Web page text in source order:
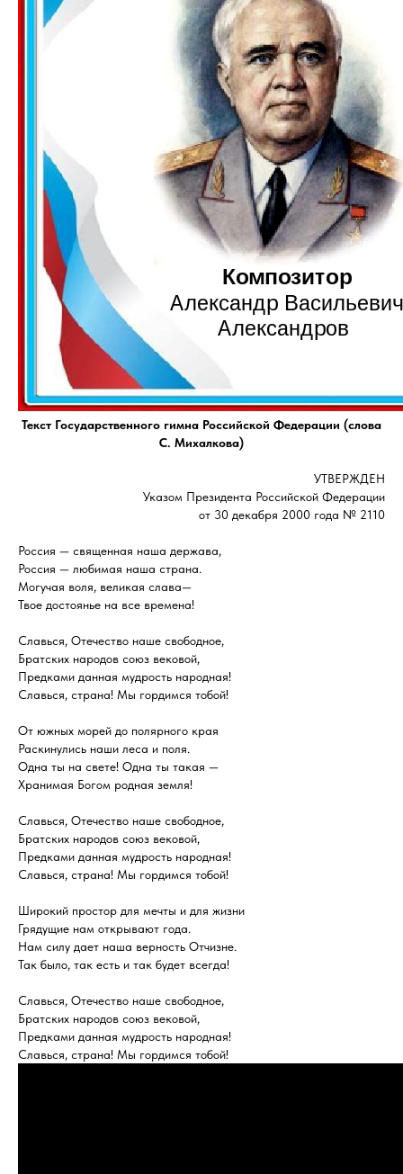
Текст Государственного гимна Российской Федерации (слова
С. Михалкова)
УТВЕРЖДЕН
Указом Президента Российской Федерации
от 30 декабря 2000 года № 2110
Россия — священная наша держава,
Россия — любимая наша страна.
Могучая воля, великая слава—
Твое достоянье на все времена!
Славься, Отечество наше свободное,
Братских народов союз вековой,
Предками данная мудрость народная!
Славься, страна! Мы гордимся тобой!
От южных морей до полярного края
Раскинулись наши леса и поля.
Одна ты на свете! Одна ты такая —
Хранимая Богом родная земля!
Славься, Отечество наше свободное,
Братских народов союз вековой,
Предками данная мудрость народная!
Славься, страна! Мы гордимся тобой!
Широкий простор для мечты и для жизни
Грядущие нам открывают года.
Нам силу дает наша верность Отчизне.
Так было, так есть и так будет всегда!
Славься, Отечество наше свободное,
Братских народов союз вековой,
Предками данная мудрость народная!
Славься, страна! Мы гордимся тобой!